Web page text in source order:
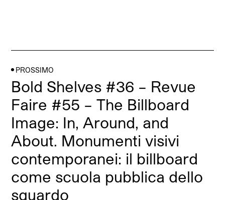
PROSSIMO
Bold Shelves #36 – Revue
Faire #55 – The Billboard
Image: In, Around, and
About. Monumenti visivi
contemporanei: il billboard
come scuola pubblica dello
sguardo